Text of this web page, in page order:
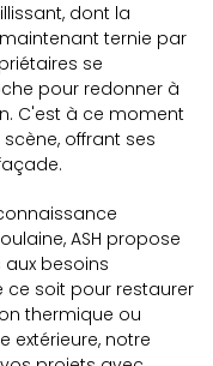
dont la
ternie par
se
pour redonner à
C'est à ce moment
offrant ses
ASH propose
besoins
ce soit pour restaurer
thermique ou
extérieure, notre